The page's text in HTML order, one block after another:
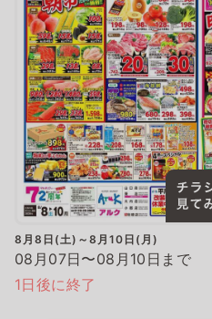
8月8日(土)～8月10日(月)
08月07日〜08月10日まで
1日後に終了